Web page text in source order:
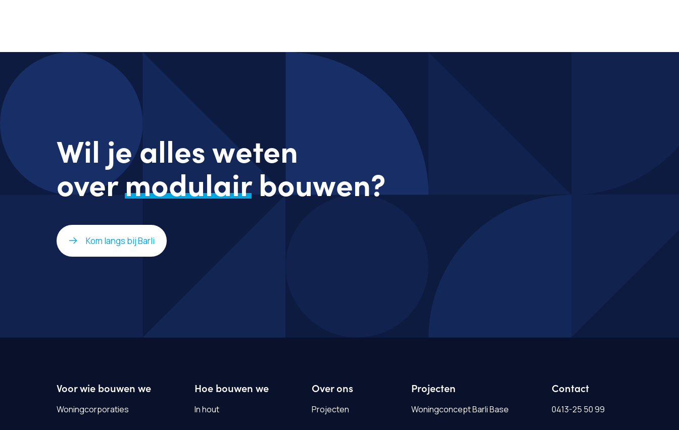
Wil je alles weten
overmodulairbouwen?
Kom langs bij Barli
Voor wie bouwen we
Woningcorporaties
Hoe bouwen we
In hout
Over ons
Projecten
Projecten
Woningconcept Barli Base
Contact
0413-25 50 99